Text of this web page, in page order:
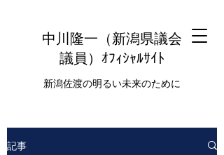
中川隆一（新潟県議会
議員 ）ｵﾌｨｼｬﾙｻｲﾄ
新潟佐渡の明るい未来のために
記事